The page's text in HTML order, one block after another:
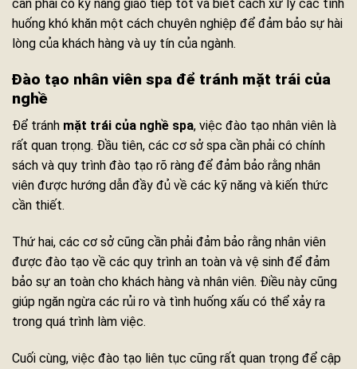
cần phải có kỹ năng giao tiếp tốt và biết cách xử lý các tình
huống khó khăn một cách chuyên nghiệp để đảm bảo sự hài
lòng của khách hàng và uy tín của ngành.
Đào tạo nhân viên spa để tránh mặt trái của
nghề
Để tránh mặt trái của nghề spa, việc đào tạo nhân viên là
rất quan trọng. Đầu tiên, các cơ sở spa cần phải có chính
sách và quy trình đào tạo rõ ràng để đảm bảo rằng nhân
viên được hướng dẫn đầy đủ về các kỹ năng và kiến thức
cần thiết.
Thứ hai, các cơ sở cũng cần phải đảm bảo rằng nhân viên
được đào tạo về các quy trình an toàn và vệ sinh để đảm
bảo sự an toàn cho khách hàng và nhân viên. Điều này cũng
giúp ngăn ngừa các rủi ro và tình huống xấu có thể xảy ra
trong quá trình làm việc.
Cuối cùng, việc đào tạo liên tục cũng rất quan trọng để cập